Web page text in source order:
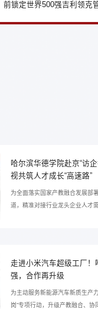
前锁定世界500强吉利领克
哈尔滨华德学院赴京“访
视共筑人才成长“高速路”
为全面落实国家产教融合发展部
道，精准对接行业龙头企业人才
务毕业生就业工作的重要行动，
走进小米汽车超级工厂
强，合作再升级
为主动服务新能源汽车新质生产
岗”专项行动，升级产教融合、